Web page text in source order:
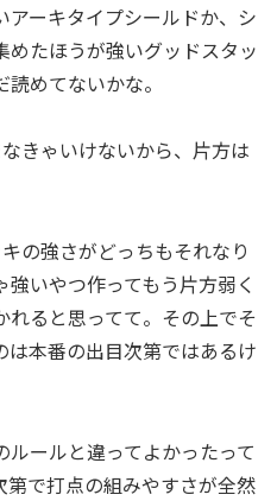
ーキタイプシールドか、シ
めたほうが強いグッドスタッ
めてないかな。
きゃいけないから、片方は
の強さがどっちもそれなり
いやつ作ってもう片方弱く
ると思ってて。その上でそ
本番の出目次第ではあるけ
ルールと違ってよかったって
で打点の組みやすさが全然